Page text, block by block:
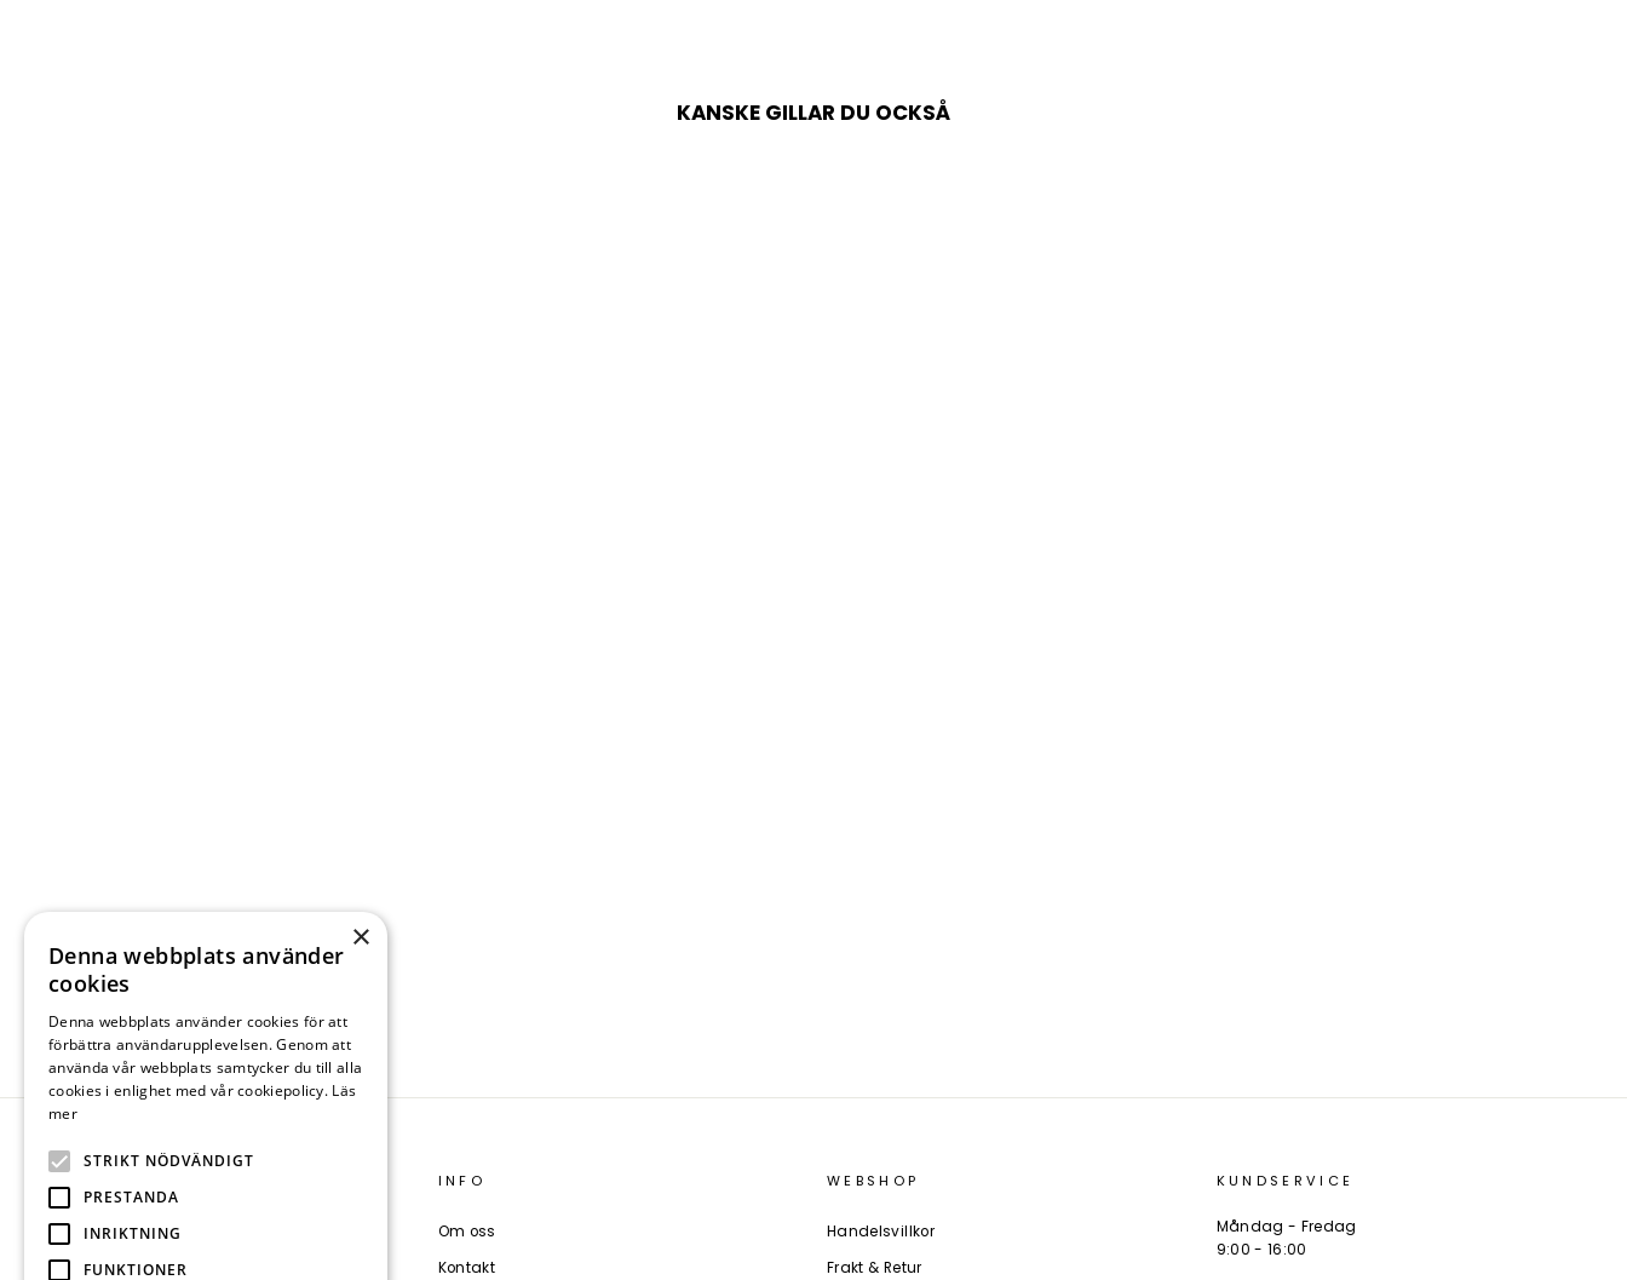
KANSKE GILLAR DU OCKSÅ
sand,
Poul Larsensvej 8B
8600 Silkeborg
INFO
Om oss
Kontakt
WEBSHOP
Handelsvillkor
Frakt & Retur
KUNDSERVICE
Måndag - Fredag
9:00 - 16:00
×
Denna webbplats använder
cookies
Denna webbplats använder cookies för att
förbättra användarupplevelsen. Genom att
använda vår webbplats samtycker du till alla
cookies i enlighet med vår cookiepolicy. Läs
mer
STRIKT NÖDVÄNDIGT
PRESTANDA
INRIKTNING
FUNKTIONER